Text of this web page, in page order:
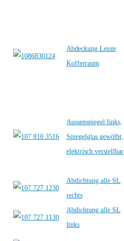
Abdeckung Leiste
Kofferraum
Aussenspiegel links,
Spiegelglas gewölbt,
elektrisch verstellbar
Abdichtung alle SL
rechts
Abdichtung alle SL
links